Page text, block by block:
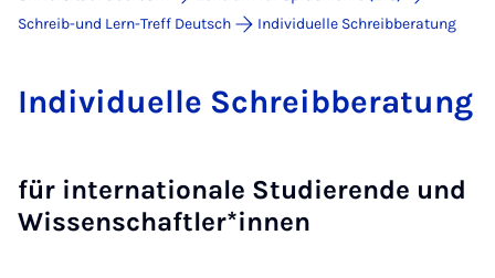
Schreib-und Lern-Treff Deutsch
Individuelle Schreibberatung
In­di­vi­du­el­le Schreib­be­ra­tung
für internationale Studierende und
Wissenschaftler*innen